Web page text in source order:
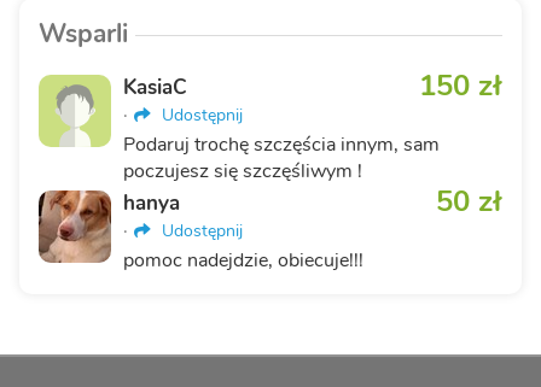
Wsparli
150 zł
KasiaC
· Udostępnij
Podaruj trochę szczęścia innym, sam
poczujesz się szczęśliwym !
50 zł
hanya
· Udostępnij
pomoc nadejdzie, obiecuje!!!